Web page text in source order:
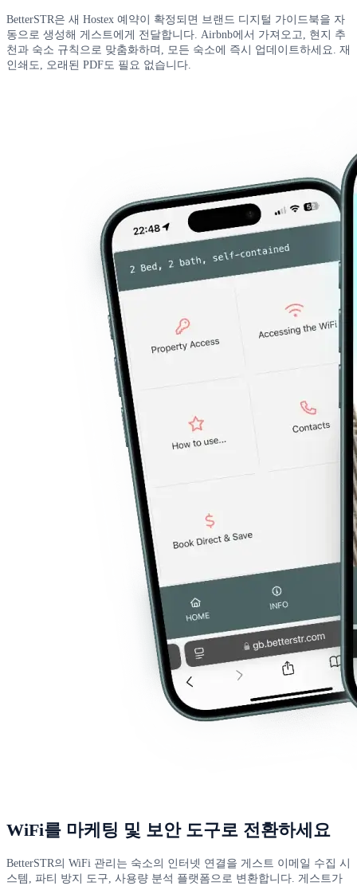
BetterSTR은 새 Hostex 예약이 확정되면 브랜드 디지털 가이드북을 자
동으로 생성해 게스트에게 전달합니다. Airbnb에서 가져오고, 현지 추
천과 숙소 규칙으로 맞춤화하며, 모든 숙소에 즉시 업데이트하세요. 재
인쇄도, 오래된 PDF도 필요 없습니다.
WiFi를 마케팅 및 보안 도구로 전환하세요
BetterSTR의 WiFi 관리는 숙소의 인터넷 연결을 게스트 이메일 수집 시
스템, 파티 방지 도구, 사용량 분석 플랫폼으로 변환합니다. 게스트가